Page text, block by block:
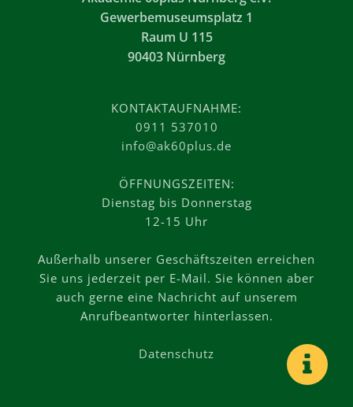
Gewerbemuseumsplatz 1
Raum U 115
90403 Nürnberg
KONTAKTAUFNAHME:
0911 537010
info@ak60plus.de
ÖFFNUNGSZEITEN:
Dienstag bis Donnerstag
12-15 Uhr
Außerhalb unserer Geschäftszeiten erreichen
Sie uns jederzeit per E-Mail. Sie können aber
auch gerne eine Nachricht auf unserem
Anrufbeantworter hinterlassen.
Datenschutz